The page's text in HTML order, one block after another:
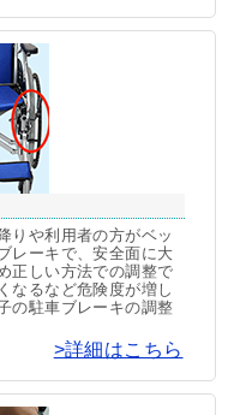
りや利用者の方がベッ
レーキで、安全面に大
正しい方法での調整で
なるなど危険度が増し
の駐車ブレーキの調整
>詳細はこちら